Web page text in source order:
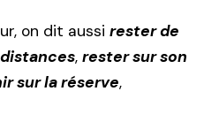
on dit aussi rester de
, rester sur son
sur la réserve,